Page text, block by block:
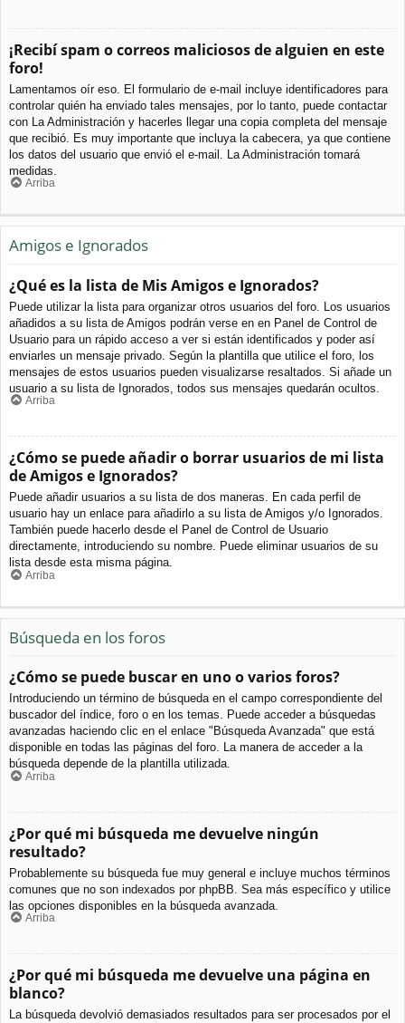
¡Recibí spam o correos maliciosos de alguien en este
foro!
Lamentamos oír eso. El formulario de e-mail incluye identificadores para
controlar quién ha enviado tales mensajes, por lo tanto, puede contactar
con La Administración y hacerles llegar una copia completa del mensaje
que recibió. Es muy importante que incluya la cabecera, ya que contiene
los datos del usuario que envió el e-mail. La Administración tomará
medidas.
Arriba
Amigos e Ignorados
¿Qué es la lista de Mis Amigos e Ignorados?
Puede utilizar la lista para organizar otros usuarios del foro. Los usuarios
añadidos a su lista de Amigos podrán verse en en Panel de Control de
Usuario para un rápido acceso a ver si están identificados y poder así
enviarles un mensaje privado. Según la plantilla que utilice el foro, los
mensajes de estos usuarios pueden visualizarse resaltados. Si añade un
usuario a su lista de Ignorados, todos sus mensajes quedarán ocultos.
Arriba
¿Cómo se puede añadir o borrar usuarios de mi lista
de Amigos e Ignorados?
Puede añadir usuarios a su lista de dos maneras. En cada perfil de
usuario hay un enlace para añadirlo a su lista de Amigos y/o Ignorados.
También puede hacerlo desde el Panel de Control de Usuario
directamente, introduciendo su nombre. Puede eliminar usuarios de su
lista desde esta misma página.
Arriba
Búsqueda en los foros
¿Cómo se puede buscar en uno o varios foros?
Introduciendo un término de búsqueda en el campo correspondiente del
buscador del índice, foro o en los temas. Puede acceder a búsquedas
avanzadas haciendo clic en el enlace "Búsqueda Avanzada" que está
disponible en todas las páginas del foro. La manera de acceder a la
búsqueda depende de la plantilla utilizada.
Arriba
¿Por qué mi búsqueda me devuelve ningún
resultado?
Probablemente su búsqueda fue muy general e incluye muchos términos
comunes que no son indexados por phpBB. Sea más específico y utilice
las opciones disponibles en la búsqueda avanzada.
Arriba
¿Por qué mi búsqueda me devuelve una página en
blanco?
La búsqueda devolvió demasiados resultados para ser procesados por el